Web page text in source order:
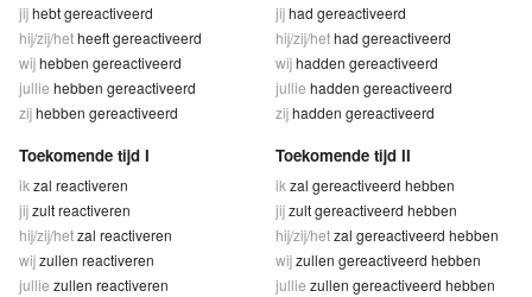
jijhebt gereactiveerd
hij/zij/hetheeft gereactiveerd
wijhebben gereactiveerd
jullie hebben gereactiveerd
zijhebben gereactiveerd
jijhad gereactiveerd
hij/zij/hethad gereactiveerd
wijhadden gereactiveerd
jullie hadden gereactiveerd
zijhadden gereactiveerd
Toekomende tijd I
ik zal reactiveren
jijzult reactiveren
hij/zij/hetzal reactiveren
wijzullen reactiveren
jullie zullen reactiveren
Toekomende tijd II
ik zal gereactiveerd hebben
jijzult gereactiveerd hebben
hij/zij/hetzal gereactiveerd hebben
wijzullen gereactiveerd hebben
jullie zullen gereactiveerd hebben